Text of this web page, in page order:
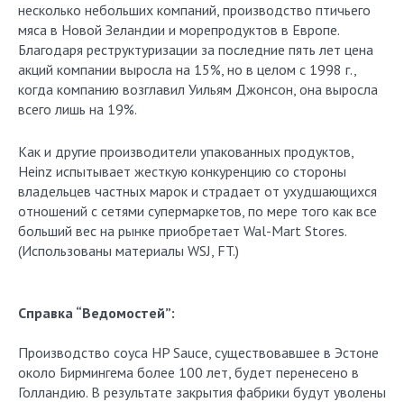
несколько небольших компаний, производство птичьего
мяса в Новой Зеландии и морепродуктов в Европе.
Благодаря реструктуризации за последние пять лет цена
акций компании выросла на 15%, но в целом с 1998 г.,
когда компанию возглавил Уильям Джонсон, она выросла
всего лишь на 19%.
Как и другие производители упакованных продуктов,
Heinz испытывает жесткую конкуренцию со стороны
владельцев частных марок и страдает от ухудшающихся
отношений с сетями супермаркетов, по мере того как все
больший вес на рынке приобретает Wal-Mart Stores.
(Использованы материалы WSJ, FT.)
Справка “Ведомостей”:
Производство соуса HP Sauce, существовавшее в Эстоне
около Бирмингема более 100 лет, будет перенесено в
Голландию. В результате закрытия фабрики будут уволены